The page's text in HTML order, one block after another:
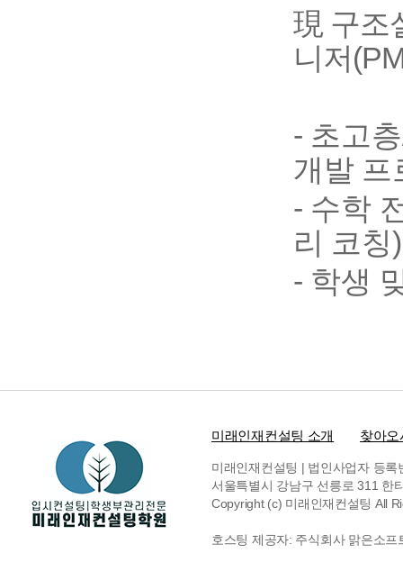
現 구조
니저
- 초고
개발 프
- 수학
리 코칭)
- 학생
미래인재컨설팅 소개 찾아
미래인재컨설팅 | 법인사업자 등
서울특별시 강남구 선릉로 311 한
Copyright (c) 미래인재컨설팅 All
호스팅 제공자: 주식회사 맑은소